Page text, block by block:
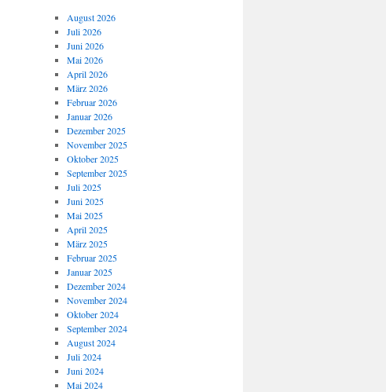
August 2026
Juli 2026
Juni 2026
Mai 2026
April 2026
März 2026
Februar 2026
Januar 2026
Dezember 2025
November 2025
Oktober 2025
September 2025
Juli 2025
Juni 2025
Mai 2025
April 2025
März 2025
Februar 2025
Januar 2025
Dezember 2024
November 2024
Oktober 2024
September 2024
August 2024
Juli 2024
Juni 2024
Mai 2024